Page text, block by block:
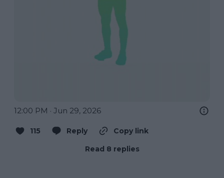
12:00 PM · Jun 29, 2026
115 Reply
Copy link
Read 8 replies